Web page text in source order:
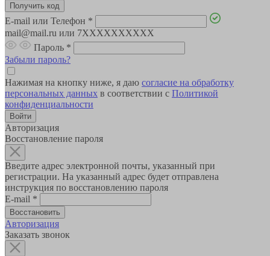
E-mail или Телефон *
mail@mail.ru или 7XXXXXXXXXX
Пароль *
Забыли пароль?
Нажимая на кнопку ниже, я даю согласие на обработку
персональных данных в соответствии с Политикой
конфиденциальности
Авторизация
Восстановление пароля
Введите адрес электронной почты, указанный при
регистрации. На указанный адрес будет отправлена
инструкция по восстановлению пароля
E-mail *
Авторизация
Заказать звонок